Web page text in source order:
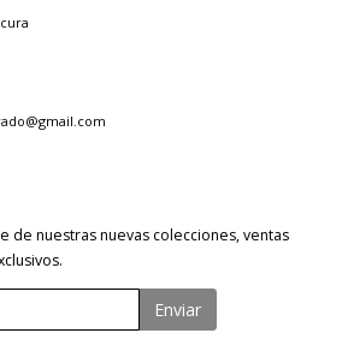
de nuestras nuevas colecciones, ventas
Enviar